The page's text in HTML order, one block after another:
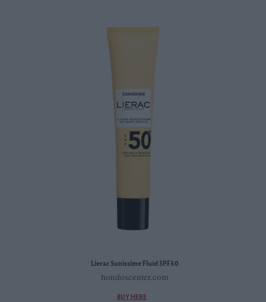
Lierac Sunissime Fluid SPF50
hondoscenter.com
BUY HERE